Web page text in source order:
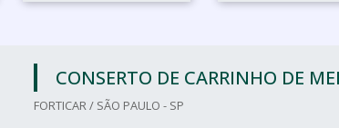
CONSERTO DE CARRINHO DE
FORTICAR / SÃO PAULO - SP